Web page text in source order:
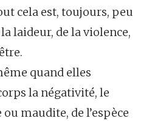
cela est, toujours, peu
laideur, de la violence,
quand elles
la négativité, le
maudite, de l’espèce